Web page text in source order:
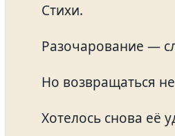
Стихи.
Разочарование —
Но возвращаться
Хотелось снова её